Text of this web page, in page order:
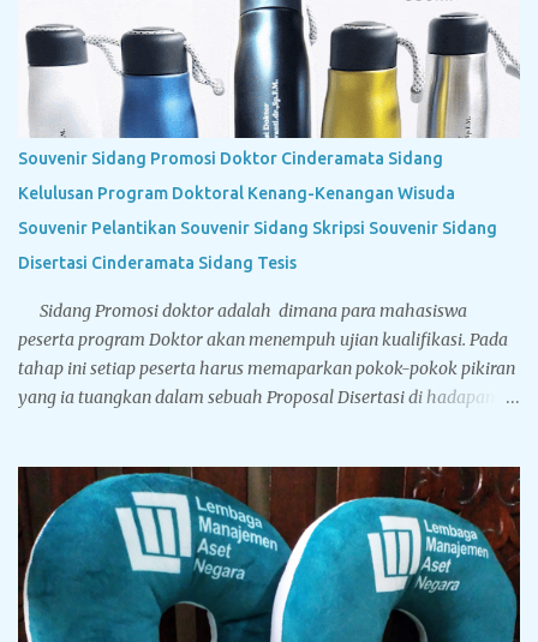
Souvenir Sidang Promosi Doktor Cinderamata Sidang
Kelulusan Program Doktoral Kenang-Kenangan Wisuda
Souvenir Pelantikan Souvenir Sidang Skripsi Souvenir Sidang
Disertasi Cinderamata Sidang Tesis
Sidang Promosi doktor adalah dimana para mahasiswa
peserta program Doktor akan menempuh ujian kualifikasi. Pada
tahap ini setiap peserta harus memaparkan pokok-pokok pikiran
yang ia tuangkan dalam sebuah Proposal Disertasi di hadapan
ditindaklanjuti menjadi sebuah Disertasi, maka peserta berhak
menyandang titel Kandidat Doktor. Tegarcrafts sebagai
perusahaan spesialis penyedia souvenir untuk instansi
pemerintahan, swasta dan perbankan juga menyediakan
berbagai macam souvenir untuk sidang doktor yang bisa
disesuaikan dengan bugdet dan kebutuhan Anda. Sport vacuum